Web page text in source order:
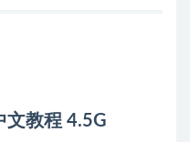
教程 4.5G